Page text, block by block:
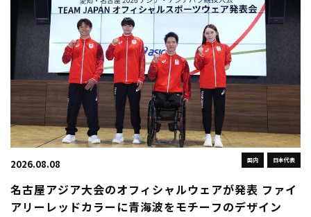
国内 日本代表
2026.08.08
名古屋アジア大会のオフィシャルウェアが発表 ファイ
アリーレッドカラーに青海波をモチーフのデザイン